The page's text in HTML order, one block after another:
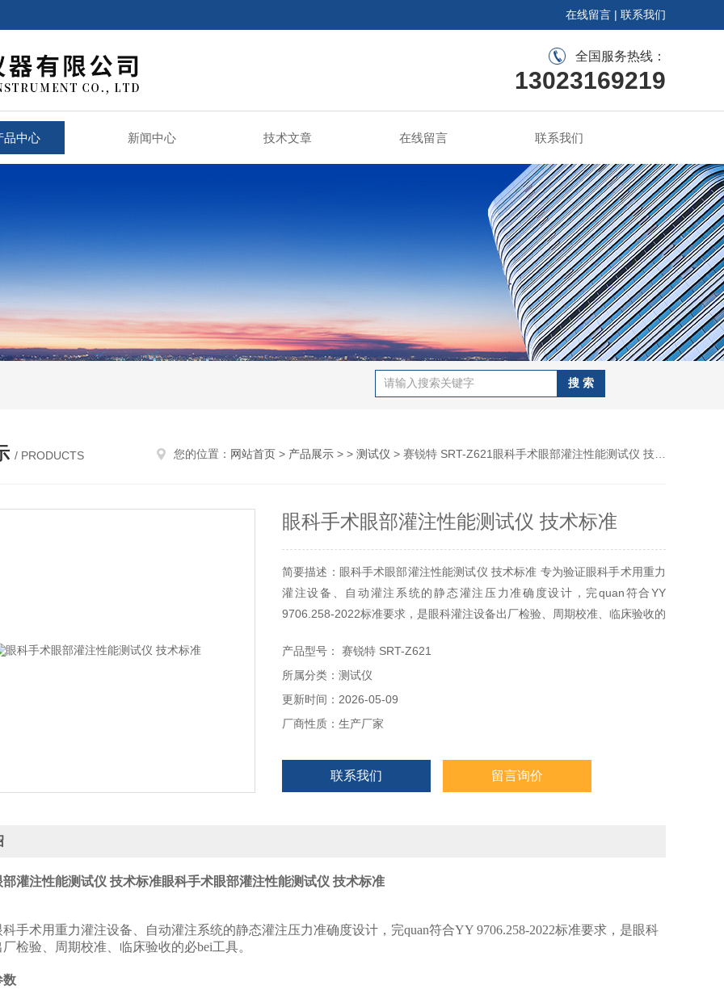
在线留言 | 联系我们
全国服务热线：
13023169219
品中心 新闻中心 技术文章 在线留言 联系我们
/ PRODUCTS 您的位置： 网站首页 > 产品展示 > > 测试仪 > 赛锐特 SRT-Z621眼科手术眼部灌注性能测试仪 技术标准
眼科手术眼部灌注性能测试仪 技术标准
简要描述：眼科手术眼部灌注性能测试仪 技术标准 专为验证眼科手术用重力
灌注设备、自动灌注系统的静态灌注压力准确度设计，完quan符合YY
9706.258-2022标准要求，是眼科灌注设备出厂检验、周期校准、临床验收的
产品型号： 赛锐特 SRT-Z621
所属分类：测试仪
更新时间：2026-05-09
厂商性质：生产厂家
联系我们 留言询价
部灌注性能测试仪 技术标准眼科手术眼部灌注性能测试仪 技术标准
手术用重力灌注设备、自动灌注系统的静态灌注压力准确度设计，完quan符合YY 9706.258-2022标准要求，是眼科
检验、周期校准、临床验收的必bei工具。
数